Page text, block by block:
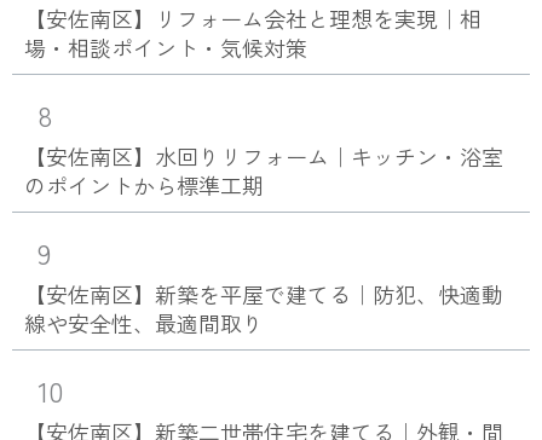
【安佐南区】リフォーム会社と理想を実現｜相
場・相談ポイント・気候対策
8
【安佐南区】水回りリフォーム｜キッチン・浴室
のポイントから標準工期
9
【安佐南区】新築を平屋で建てる｜防犯、快適動
線や安全性、最適間取り
10
【安佐南区】新築二世帯住宅を建てる｜外観・間